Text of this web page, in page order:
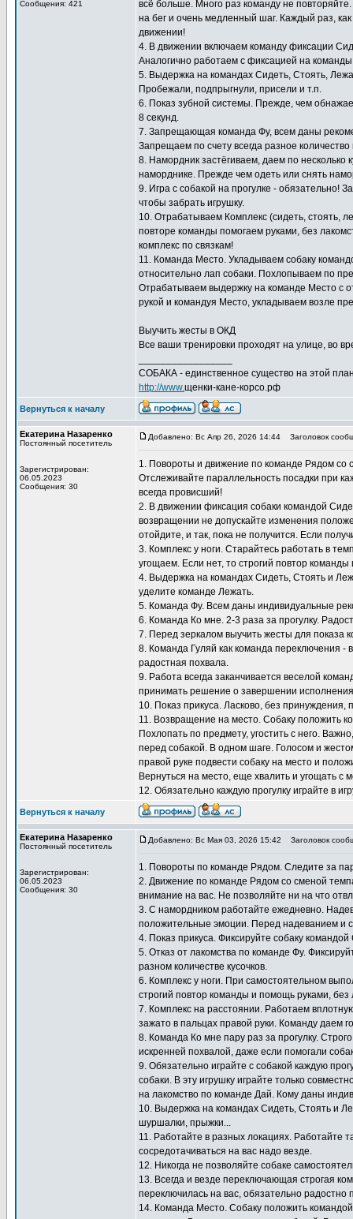
Сообщения: 421
всё больше. Много раз команду не
на бег и очень медленный шаг. Каждый раз,
движении!
4. В движении включаем команду фиксации
Аналогично работаем с фиксацией на
5. Выдержка на командах Сидеть, Стоять,
Пробежали, подпрыгнули, присели и т.п.
6. Показ зубной системы. Прежде, чем
8 секунд.
7. Запрещающая команда Фу, всем даны
Запрещаем по счету всегда разное
8. Намордник застёгиваем, даем по несколько
наморднике. Прежде чем одеть или снять
9. Игра с собакой на прогулке - обязательно!
чтобы забрать игрушку.
10. Отрабатываем Комплекс (сидеть, стоять,
повторе команды помогаем руками, без
комплекс по связкам!
11. Команда Место. Укладываем собаку
относительно лап собаки. Похлопываем по
Отрабатываем выдержку на команде Место с
рукой и командуя Место, укладываем возле
Выучить жесты в ОКД
Все ваши тренировки проходят на улице, во
СОБАКА - единственное существо на этой
http://www.щенки-кане-корсо.рф
Вернуться к началу
Екатерина Назаренко
Постоянный посетитель
Зарегистрирован:
06.05.2023
Сообщения: 30
Добавлено: Вс Апр 26, 2026 14:44 Заголовок
1. Повороты и движение по команде Рядом со
Отслеживайте параллельность посадки при
всегда провисший!
2. В движении фиксация собаки командой
возвращении не допускайте изменения
отойдите, и так, пока не получится. Если
3. Комплекс у ноги. Старайтесь работать в
угощаем. Если нет, то строгий повтор
4. Выдержка на командах Сидеть, Стоять и
уделите команде Лежать.
5. Команда Фу. Всем даны индивидуальные
6. Команда Ко мне. 2-3 раза за прогулку.
7. Перед зеркалом выучить жесты для показа
8. Команда Гуляй как команда переключения -
радостная похвала.
9. Работа всегда заканчивается веселой
принимать решение о завершении
10. Показ прикуса. Ласково, без принуждения,
11. Возвращение на место. Собаку положить
Похлопать по предмету, угостить с него.
перед собакой. В одном шаге. Голосом и
правой руке подвести собаку на место и
Вернуться на место, еще хвалить и угощать с
12. Обязательно каждую прогулку играйте в
Вернуться к началу
Екатерина Назаренко
Постоянный посетитель
Зарегистрирован:
06.05.2023
Сообщения: 30
Добавлено: Вс Мая 03, 2026 15:42 Заголовок
1. Повороты по команде Рядом. Следите за
2. Движение по команде Рядом со сменой
внимание на вас. Не позволяйте ни на что
3. С намордником работайте ежедневно.
положительные эмоции. Перед надеванием и
4. Показ прикуса. Фиксируйте собаку
5. Отказ от лакомства по команде Фу.
разном количестве кусочков.
6. Комплекс у ноги. При самостоятельном
строгий повтор команды и помощь руками, без
7. Комплекс на расстоянии. Работаем
зажато в пальцах правой руки. Команду даем
8. Команда Ко мне пару раз за прогулку.
искренней похвалой, даже если помогали
9. Обязательно играйте с собакой каждую
собаки. В эту игрушку играйте только
на лакомство по команде Дай. Кому даны
10. Выдержка на командах Сидеть, Стоять и
шуршалки, прыжки...
11. Работайте в разных локациях. Работайте
сосредотачиваться на вас надо везде.
12. Никогда не позволяйте собаке
13. Всегда и везде переключающая строгая
переключилась на вас, обязательно радостно
14. Команда Место. Собаку положить